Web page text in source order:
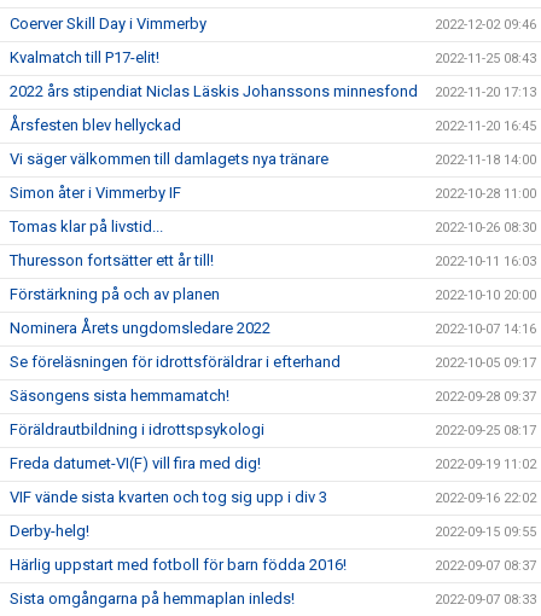
Coerver Skill Day i Vimmerby 2022-12-02 09:46
Kvalmatch till P17-elit! 2022-11-25 08:43
2022 års stipendiat Niclas Läskis Johanssons minnesfond 2022-11-20 17:13
Årsfesten blev hellyckad 2022-11-20 16:45
Vi säger välkommen till damlagets nya tränare 2022-11-18 14:00
Simon åter i Vimmerby IF 2022-10-28 11:00
Tomas klar på livstid... 2022-10-26 08:30
Thuresson fortsätter ett år till! 2022-10-11 16:03
Förstärkning på och av planen 2022-10-10 20:00
Nominera Årets ungdomsledare 2022 2022-10-07 14:16
Se föreläsningen för idrottsföräldrar i efterhand 2022-10-05 09:17
Säsongens sista hemmamatch! 2022-09-28 09:37
Föräldrautbildning i idrottspsykologi 2022-09-25 08:17
Freda datumet-VI(F) vill fira med dig! 2022-09-19 11:02
VIF vände sista kvarten och tog sig upp i div 3 2022-09-16 22:02
Derby-helg! 2022-09-15 09:55
Härlig uppstart med fotboll för barn födda 2016! 2022-09-07 08:37
Sista omgångarna på hemmaplan inleds! 2022-09-07 08:33